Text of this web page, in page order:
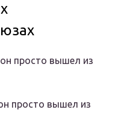
просто вышел из
просто вышел из